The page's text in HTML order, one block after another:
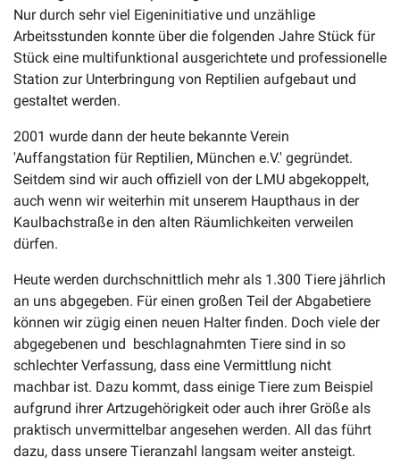
Nur durch sehr viel Eigeninitiative und unzählige
Arbeitsstunden konnte über die folgenden Jahre Stück für
Stück eine multifunktional ausgerichtete und professionelle
Station zur Unterbringung von Reptilien aufgebaut und
gestaltet werden.
2001 wurde dann der heute bekannte Verein
'Auffangstation für Reptilien, München e.V.' gegründet.
Seitdem sind wir auch offiziell von der LMU abgekoppelt,
auch wenn wir weiterhin mit unserem Haupthaus in der
Kaulbachstraße in den alten Räumlichkeiten verweilen
dürfen.
Heute werden durchschnittlich mehr als 1.300 Tiere jährlich
an uns abgegeben. Für einen großen Teil der Abgabetiere
können wir zügig einen neuen Halter finden. Doch viele der
abgegebenen und beschlagnahmten Tiere sind in so
schlechter Verfassung, dass eine Vermittlung nicht
machbar ist. Dazu kommt, dass einige Tiere zum Beispiel
aufgrund ihrer Artzugehörigkeit oder auch ihrer Größe als
praktisch unvermittelbar angesehen werden. All das führt
dazu, dass unsere Tieranzahl langsam weiter ansteigt.